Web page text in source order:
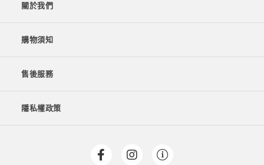
關於我們
購物須知
售後服務
隱私權政策